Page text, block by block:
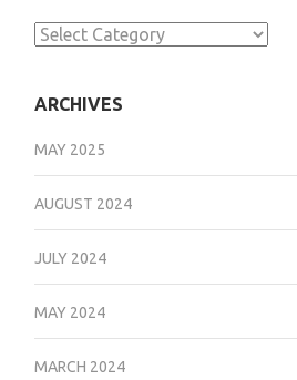
Categories
ARCHIVES
MAY 2025
AUGUST 2024
JULY 2024
MAY 2024
MARCH 2024